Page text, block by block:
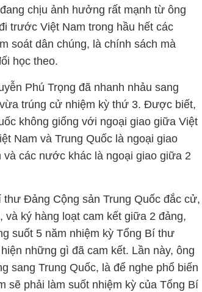
chịu ảnh hưởng rất mạnh từ ông
trước Việt Nam trong hầu hết các
soát dân chúng, là chính sách mà
học theo.
Phú Trọng đã nhanh nhảu sang
trúng cử nhiệm kỳ thứ 3. Được biết,
không giống với ngoại giao giữa Việt
Nam và Trung Quốc là ngoại giao
các nước khác là ngoại giao giữa 2
Đảng Cộng sản Trung Quốc đắc cử,
và ký hàng loạt cam kết giữa 2 đảng,
suốt 5 năm nhiệm kỳ Tổng Bí thư
những gì đã cam kết. Lần này, ông
sang Trung Quốc, là để nghe phổ biến
sẽ phải làm suốt nhiệm kỳ của Tổng Bí